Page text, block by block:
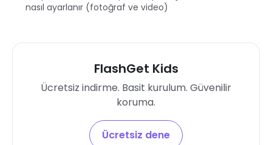
nasıl ayarlanır (fotoğraf ve video)
FlashGet Kids
Ücretsiz indirme. Basit kurulum. Güvenilir
koruma.
Ücretsiz dene